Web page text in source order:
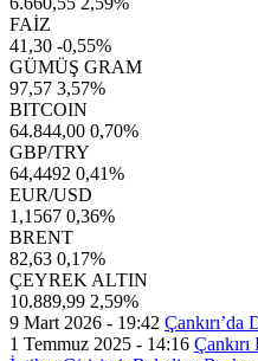
FAİZ
41,30 -0,55%
GÜMÜŞ GRAM
97,57 3,57%
BITCOIN
64.844,00 0,70%
GBP/TRY
64,4492 0,41%
EUR/USD
1,1567 0,36%
BRENT
82,63 0,17%
ÇEYREK ALTIN
10.889,99 2,59%
9 Mart 2026 - 19:42 Çankırı’da
1 Temmuz 2025 - 14:16 Çankırı